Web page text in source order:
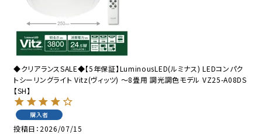
◆クリアランスSALE◆【5年保証】LuminousLED(ルミナス) LEDコンパク
トシーリングライト Vitz(ヴィッツ) ～8畳用 調光調色モデル VZ25-A08DS
【SH】
購入者
投稿日 2026/07/15